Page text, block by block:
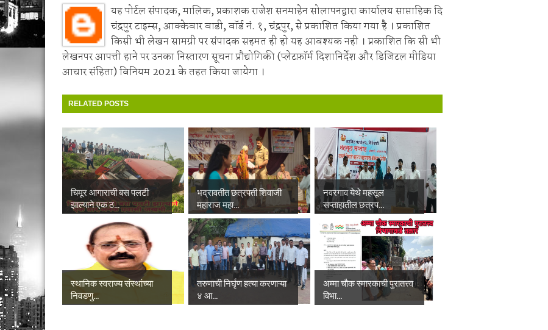
यह पोर्टल संपादक, मालिक, प्रकाशक राजेश सनमाहेन सोलापनद्वारा कार्यालय साप्ताहिक दि
चंद्रपुर टाइम्स, आक्केवार वाडी, वॉर्ड नं. १, चंद्रपुर, से प्रकाशित किया गया है । प्रकाशित
किसी भी लेखन सामग्री पर संपादक सहमत ही हो यह आवश्यक नही । प्रकाशित कि सी भी
लेखनपर आपत्ती हाने पर उनका निस्तारण सूचना प्रौद्योगिकी (प्लेटफ़ॉर्म दिशानिर्देश और डिजिटल मीडिया
आचार संहिता) विनियम 2021 के तहत किया जायेगा ।
RELATED POSTS
चिमूर आगाराची बस पलटी
झाल्याने एक ठ...
भद्रावतीत छत्रपती शिवाजी
महाराज महा...
नवरगाव येथे महसूल
सप्ताहातील छत्रप...
स्थानिक स्वराज्य संस्थांच्या
निवडणु...
तरुणाची निर्घृण हत्या करणाऱ्या
४ आ...
अम्मा चौक स्मारकाची पुरातत्त्व
विभा...